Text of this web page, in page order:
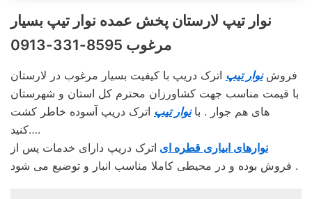
نوار تیپ لارستان پخش عمده نوار تیپ بسیار
مرغوب 8595-331-0913
فروشنوار تیپ اترک دریپ با کیفیت بسیار مرغوب در لارستان
با قیمت مناسب جهت کشاورزان محترم کل استان و شهرستان
های هم جوار . بانوار تیپ اترک دریپ آسوده خاطر کشت
کنید….
نوارهای ابیاری قطره ای اترک دریپ دارای خدمات پس از
فروش بوده و در محیطی کاملا مناسب انبار و توضیع می شود .